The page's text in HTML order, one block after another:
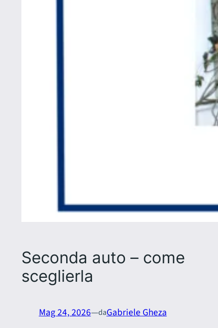
Seconda auto – come
sceglierla
Mag 24, 2026—daGabriele Gheza